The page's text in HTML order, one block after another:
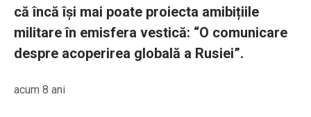
că încă își mai poate proiecta amibițiile
militare în emisfera vestică: “O comunicare
despre acoperirea globală a Rusiei”.
acum 8 ani